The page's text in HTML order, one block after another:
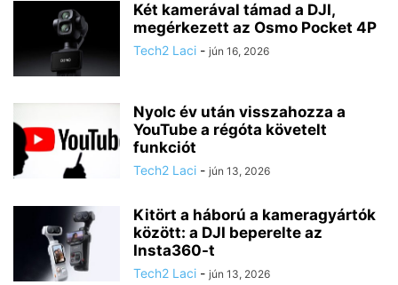
Két kamerával támad a DJI,
megérkezett az Osmo Pocket 4P
Tech2 Laci - jún 16, 2026
Nyolc év után visszahozza a
YouTube a régóta követelt
funkciót
Tech2 Laci - jún 13, 2026
Kitört a háború a kameragyártók
között: a DJI beperelte az
Insta360-t
Tech2 Laci - jún 13, 2026